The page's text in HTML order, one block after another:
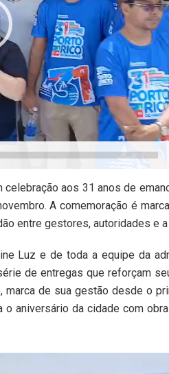
aos 31 anos de
A comemoração é
entre gestores, autoridades e a
Luz e de toda a equipe da
de entregas que reforçam
de sua gestão desde o
aniversário da cidade com